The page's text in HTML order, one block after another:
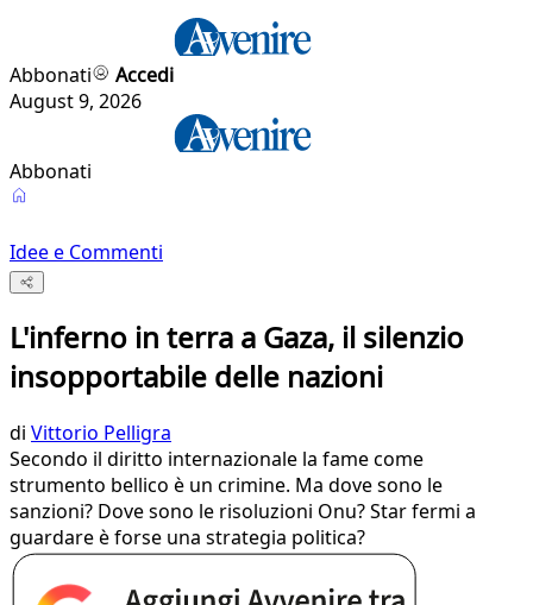
Abbonati
Accedi
August 9, 2026
Abbonati
Idee e Commenti
L'inferno in terra a Gaza, il silenzio
insopportabile delle nazioni
di Vittorio Pelligra
Secondo il diritto internazionale la fame come
strumento bellico è un crimine. Ma dove sono le
sanzioni? Dove sono le risoluzioni Onu? Star fermi a
guardare è forse una strategia politica?